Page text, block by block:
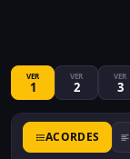
VER
1
VER
2
VER
3
ACORDES